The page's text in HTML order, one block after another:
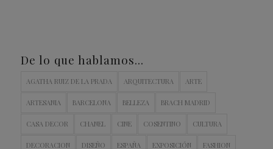
De lo que hablamos…
AGATHA RUIZ DE LA PRADA ARQUITECTURA ARTE
ARTESANIA BARCELONA BELLEZA BRACH MADRID
CASA DECOR CHANEL CINE COSENTINO CULTURA
DECORACION DISEÑO ESPAÑA EXPOSICIÓN FASHION